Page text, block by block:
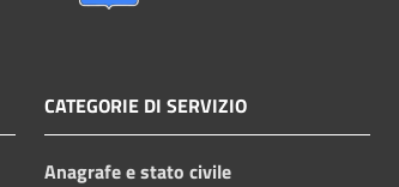
CATEGORIE DI SERVIZIO
Anagrafe e stato civile